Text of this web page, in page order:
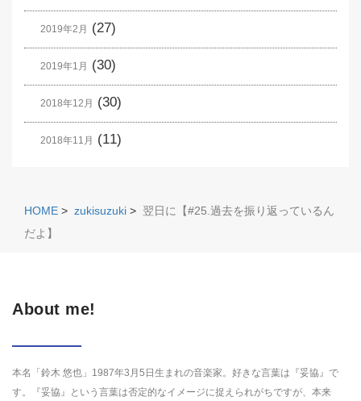
2019年2月 (27)
2019年1月 (30)
2018年12月 (30)
2018年11月 (11)
HOME > zukisuzuki > 翌日に【#25.過去を振り返っているん
だよ】
About me!
本名「鈴木 悠也」1987年3月5日生まれの音楽家。好きな言葉は『妥協』で
す。『妥協』という言葉は否定的なイメージに捉えられがちですが、本来